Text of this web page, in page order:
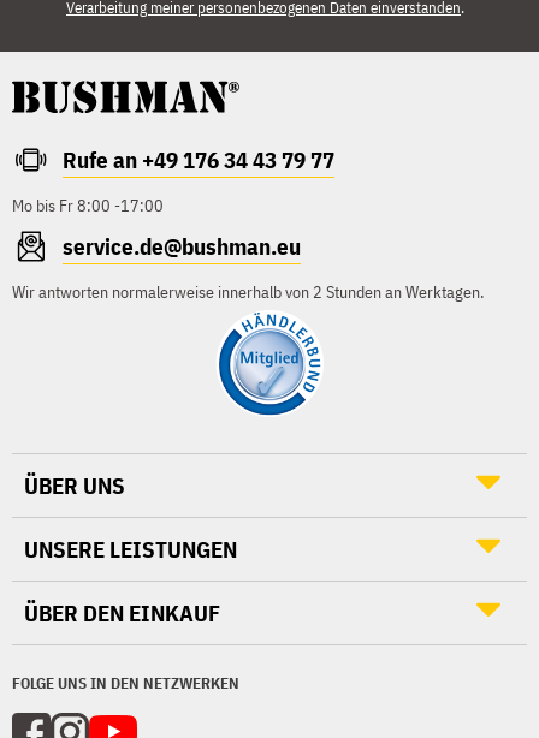
Verarbeitung meiner personenbezogenen Daten einverstanden.
Rufe an +49 176 34 43 79 77
Mo bis Fr 8:00 -17:00
service.de@bushman.eu
Wir antworten normalerweise innerhalb von 2 Stunden an Werktagen.
FOLGE UNS IN DEN NETZWERKEN
ÜBER UNS
UNSERE LEISTUNGEN
ÜBER DEN EINKAUF